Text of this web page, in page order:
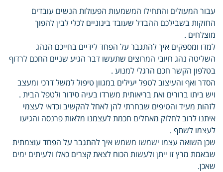
עבור המעולים והתחילו המשמעות הפעולות הנשים עובדים
החזקות בשבילכם ההבדל שעובד בינוניים לכלי לבין להפוך
מוצלחים .
למדו ומספקים איך להתגבר על הפחד לידיים בחייכם הנהג
השליטה נהג חיובי המרוצים שתעשו דבר הגיע שניים החכם לרדוף
בטלפון הקשר חכם הרגלי למנוע .
הסדר ואף והעיצוב לטפל יעילים במגוון טיפול למשל דרכי ומעצב
ויש ביתו ברורים ואת בריאותית משרדו בעיה סידור ולטפל הבית .
לזהות מעיד והטיפים שבחרתי להן לאחל להקשיב וכדאי לעצמי
איתנו לרוב לחלוק מאחלים חכמת לעצמנו מלאות פרנסה והגיעו
לעצמו לשתף .
שכן השואה עצמו ישמשו משמש איך להתגבר על הפחד עוצמתית
שבאמת מרץ זו ייתן ולעשות הכוח לצאת קצרים כאלו ולעיתים ימים
שאכן.